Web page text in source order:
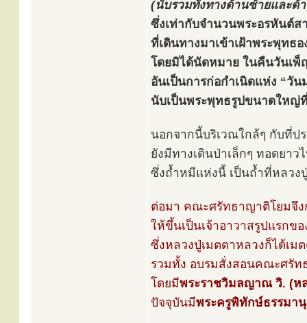
(นับรวมทั้งทางด้านซ้ายและด้
ซึ่งเท่ากับจำนวนพระอรหันต์
ที่เดินทางมาเข้าเฝ้าพระพุทธ
โดยมิได้นัดหมาย ในคืนวันเ
อันเป็นการก่อกำเนิดแห่ง “วั
นับเป็นพระพุทธรูปขนาดใหญ่
นอกจากนี้บริเวณใกล้ๆ กับที่
ยังมีทางเดินป่าเล็กๆ ทอดยาว
ซึ่งถ้ำหมีแห่งนี้ เป็นถ้ำที่หลวง
ต่อมา คณะศรัทธาญาติโยมจึ
ให้ขึ้นเป็นเจ้าอาวาสรูปแรกขอ
ซึ่งหลวงปู่เมตตาหลวงก็ได้เ
รวมทั้ง อบรมสั่งสอนคณะศรั
โดยมีพระราชวิมลญาณ วิ. (ห
ปัจจุบันมีพระครูพิทักษ์ธรรมา